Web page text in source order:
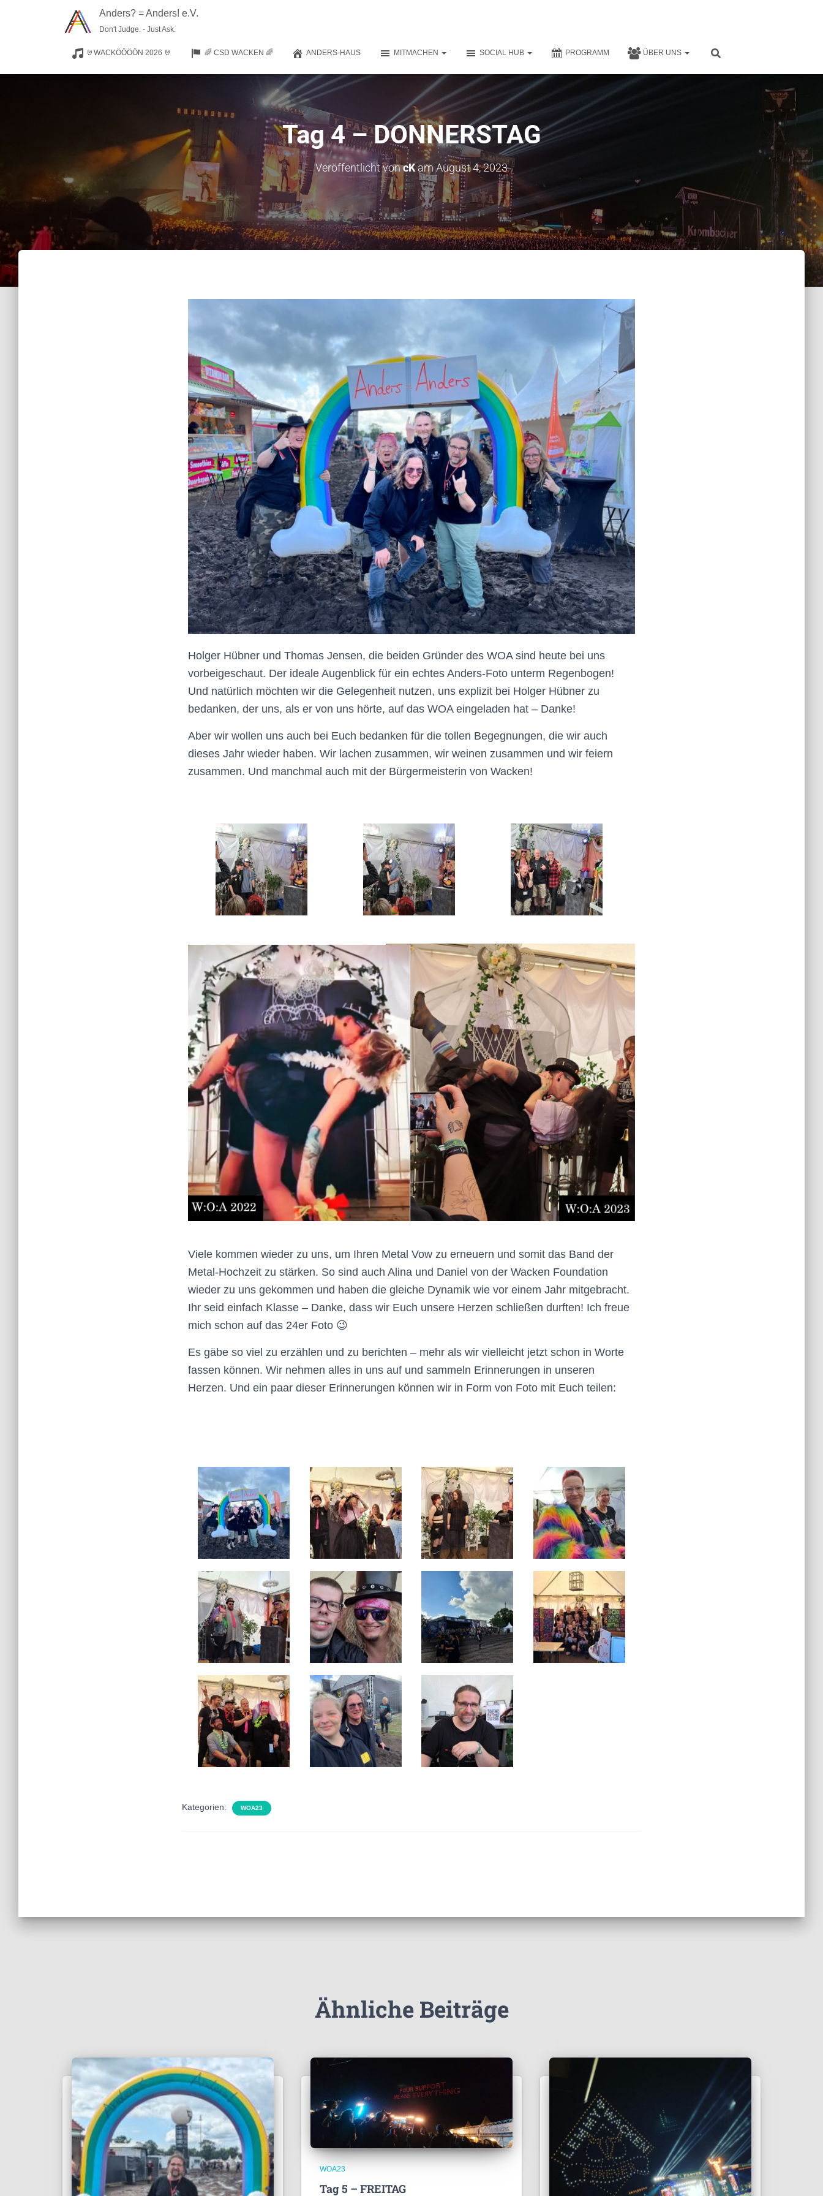
Anders? = Anders! e.V.
Don't Judge. - Just Ask.
🤘WACKÖÖÖÖN 2026 🤘 🌈 CSD WACKEN 🌈 ANDERS-HAUS MITMACHEN SOCIAL HUB PROGRAMM ÜBER UNS
Tag 4 – DONNERSTAG
Veröffentlicht voncKamAugust 4, 2023
Holger Hübner und Thomas Jensen, die beiden Gründer des WOA sind heute bei uns
vorbeigeschaut. Der ideale Augenblick für ein echtes Anders-Foto unterm Regenbogen!
Und natürlich möchten wir die Gelegenheit nutzen, uns explizit bei Holger Hübner zu
bedanken, der uns, als er von uns hörte, auf das WOA eingeladen hat – Danke!
Aber wir wollen uns auch bei Euch bedanken für die tollen Begegnungen, die wir auch
dieses Jahr wieder haben. Wir lachen zusammen, wir weinen zusammen und wir feiern
zusammen. Und manchmal auch mit der Bürgermeisterin von Wacken!
Viele kommen wieder zu uns, um Ihren Metal Vow zu erneuern und somit das Band der
Metal-Hochzeit zu stärken. So sind auch Alina und Daniel von der Wacken Foundation
wieder zu uns gekommen und haben die gleiche Dynamik wie vor einem Jahr mitgebracht.
Ihr seid einfach Klasse – Danke, dass wir Euch unsere Herzen schließen durften! Ich freue
mich schon auf das 24er Foto 😉
Es gäbe so viel zu erzählen und zu berichten – mehr als wir vielleicht jetzt schon in Worte
fassen können. Wir nehmen alles in uns auf und sammeln Erinnerungen in unseren
Herzen. Und ein paar dieser Erinnerungen können wir in Form von Foto mit Euch teilen:
Kategorien: WOA23
Ähnliche Beiträge
WOA23
Tag 5 – FREITAG